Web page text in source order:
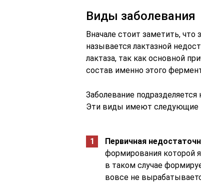
Виды заболевания
Вначале стоит заметить, что
называется лактазной
лактаза, так как основной
состав именно этого
Заболевание
Эти виды имеют следующие
Первичная
формирования которой
в таком случае
вовсе не